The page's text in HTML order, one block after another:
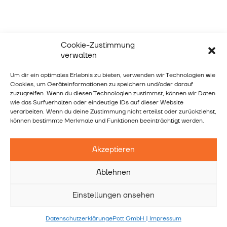
Cookie-Zustimmung
verwalten
Um dir ein optimales Erlebnis zu bieten, verwenden wir Technologien wie
Cookies, um Geräteinformationen zu speichern und/oder darauf
zuzugreifen. Wenn du diesen Technologien zustimmst, können wir Daten
wie das Surfverhalten oder eindeutige IDs auf dieser Website
verarbeiten. Wenn du deine Zustimmung nicht erteilst oder zurückziehst,
können bestimmte Merkmale und Funktionen beeinträchtigt werden.
Akzeptieren
Ablehnen
Einstellungen ansehen
DatenschutzerklärungePott GmbH | Impressum